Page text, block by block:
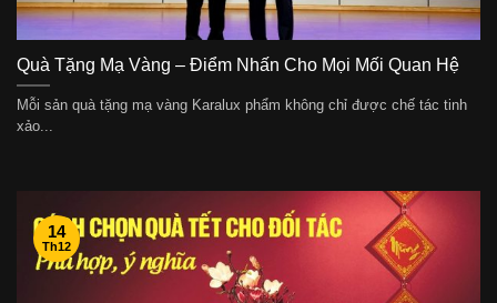
Quà Tặng Mạ Vàng – Điểm Nhấn Cho Mọi Mối Quan Hệ
Mỗi sản quà tặng mạ vàng Karalux phẩm không chỉ được chế tác tinh
xảo...
14
Th12